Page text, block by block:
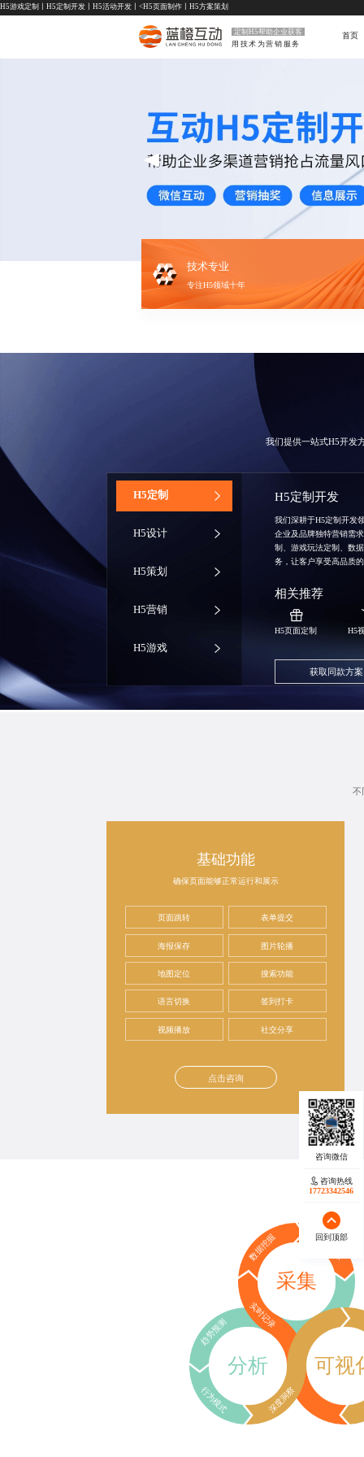
H5游戏定制 H5定制开发 H5活动开发 丨<H5页面制作 H5方案策划
定制H5帮助企业获客
用技术为营销服务
首页
技术专业
专注H5领域十年
我们提供一站式H5开发
‌H5定制
H5设计
H5策划
H5营销
H5游戏
H5定制开发
我们深耕于H5定制开发
企业及品牌独特营销需
制、游戏玩法定制、数
务，让客户享受高品质
相关推荐
H5页面定制 H5
获取同款方案
不
基础功能
确保页面能够正常运行和展示
页面跳转 表单提交
海报保存 图片轮播
地图定位 搜索功能
语言切换 签到打卡
视频播放 社交分享
点击咨询
采集
数据挖掘 行为追踪
实时记录
分析
趋势预测
行为模式 深度洞察
可视
咨询热线
17723342546
回到顶部